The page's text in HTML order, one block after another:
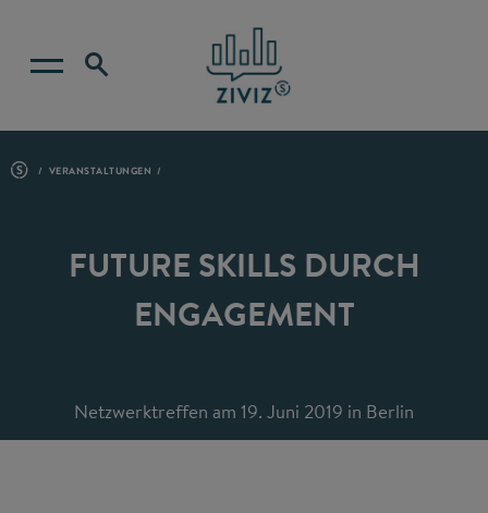
VERANSTALTUNGEN
FUTURE SKILLS DURCH
ENGAGEMENT
Netzwerktreffen am 19. Juni 2019 in Berlin